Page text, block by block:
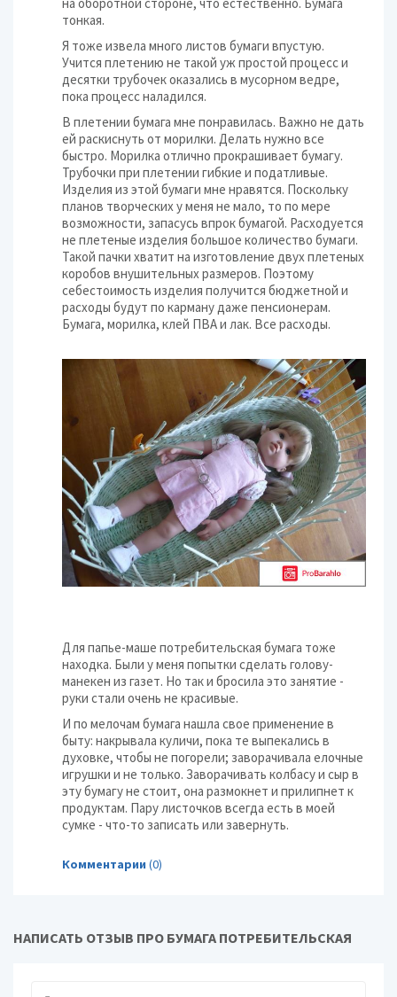
тонкая.
Я тоже извела много листов бумаги впустую.
Учится плетению не такой уж простой процесс и
десятки трубочек оказались в мусорном ведре,
пока процесс наладился.
В плетении бумага мне понравилась. Важно не дать
ей раскиснуть от морилки. Делать нужно все
быстро. Морилка отлично прокрашивает бумагу.
Трубочки при плетении гибкие и податливые.
Изделия из этой бумаги мне нравятся. Поскольку
планов творческих у меня не мало, то по мере
возможности, запасусь впрок бумагой. Расходуется
не плетеные изделия большое количество бумаги.
Такой пачки хватит на изготовление двух плетеных
коробов внушительных размеров. Поэтому
себестоимость изделия получится бюджетной и
расходы будут по карману даже пенсионерам.
Бумага, морилка, клей ПВА и лак. Все расходы.
Для папье-маше потребительская бумага тоже
находка. Были у меня попытки сделать голову-
манекен из газет. Но так и бросила это занятие -
руки стали очень не красивые.
И по мелочам бумага нашла свое применение в
быту: накрывала куличи, пока те выпекались в
духовке, чтобы не погорели; заворачивала елочные
игрушки и не только. Заворачивать колбасу и сыр в
эту бумагу не стоит, она размокнет и прилипнет к
продуктам. Пару листочков всегда есть в моей
сумке - что-то записать или завернуть.
Комментарии (0)
НАПИСАТЬ ОТЗЫВ ПРО БУМАГА ПОТРЕБИТЕЛЬСКАЯ